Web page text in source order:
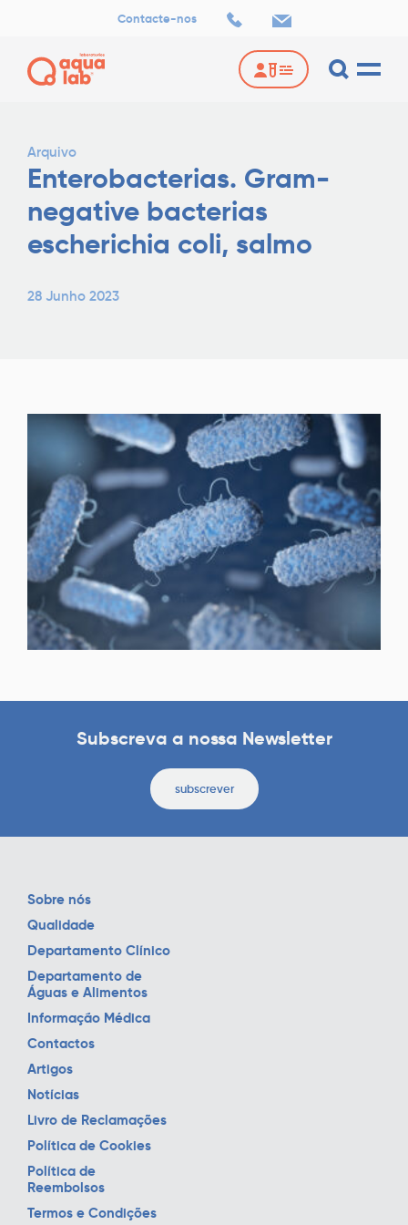
Contacte-nos
Arquivo
Enterobacterias. Gram-
negative bacterias
escherichia coli, salmo
28 Junho 2023
Subscreva a nossa Newsletter
subscrever
Sobre nós
Qualidade
Departamento Clínico
Departamento de
Águas e Alimentos
Informação Médica
Contactos
Artigos
Notícias
Livro de Reclamações
Política de Cookies
Política de
Reembolsos
Termos e Condições